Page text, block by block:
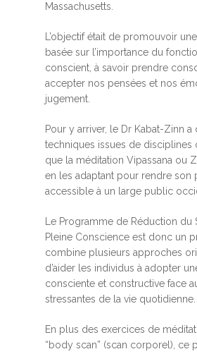
Massachusetts.
L’objectif était de promouvoir
basée sur l’importance du
conscient, à savoir prendre
accepter nos pensées et nos
jugement.
Pour y arriver, le Dr Kabat-Zinn
techniques issues de disciplines
que la méditation Vipassana ou
en les adaptant pour rendre son
accessible à un large public
Le Programme de Réduction du
Pleine Conscience est donc un
combine plusieurs approches
d’aider les individus à adopter
consciente et constructive face
stressantes de la vie quotidienne.
En plus des exercices de
“body scan” (scan corporel), ce